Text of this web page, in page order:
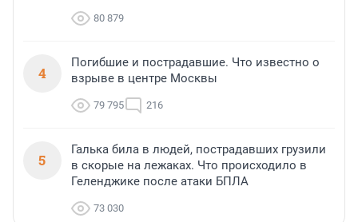
80 879
4
Погибшие и пострадавшие. Что известно о
взрыве в центре Москвы
79 795 216
5
Галька била в людей, пострадавших грузили
в скорые на лежаках. Что происходило в
Геленджике после атаки БПЛА
73 030